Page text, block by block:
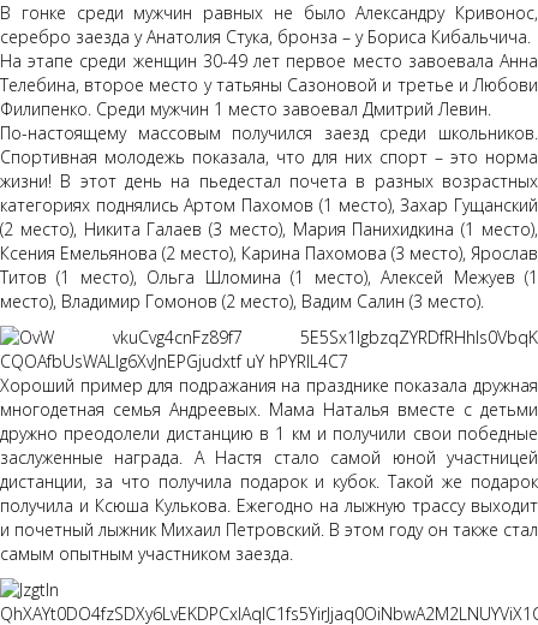
В гонке среди мужчин равных не было Александру Кривонос,
серебро заезда у Анатолия Стука, бронза – у Бориса Кибальчича.
На этапе среди женщин 30-49 лет первое место завоевала Анна
Телебина, второе место у татьяны Сазоновой и третье и Любови
Филипенко. Среди мужчин 1 место завоевал Дмитрий Левин.
По-настоящему массовым получился заезд среди школьников.
Спортивная молодежь показала, что для них спорт – это норма
жизни! В этот день на пьедестал почета в разных возрастных
категориях поднялись Артом Пахомов (1 место), Захар Гущанский
(2 место), Никита Галаев (3 место), Мария Панихидкина (1 место),
Ксения Емельянова (2 место), Карина Пахомова (3 место), Ярослав
Титов (1 место), Ольга Шломина (1 место), Алексей Межуев (1
место), Владимир Гомонов (2 место), Вадим Салин (3 место).
Хороший пример для подражания на празднике показала дружная
многодетная семья Андреевых. Мама Наталья вместе с детьми
дружно преодолели дистанцию в 1 км и получили свои победные
заслуженные награда. А Настя стало самой юной участницей
дистанции, за что получила подарок и кубок. Такой же подарок
получила и Ксюша Кулькова. Ежегодно на лыжную трассу выходит
и почетный лыжник Михаил Петровский. В этом году он также стал
самым опытным участником заезда.